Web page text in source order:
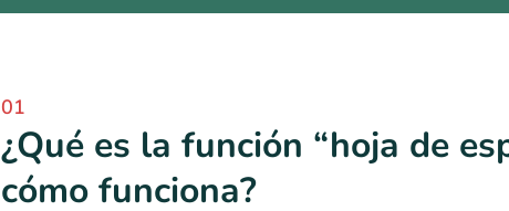
01
¿Qué es la función “hoja de
cómo funciona?